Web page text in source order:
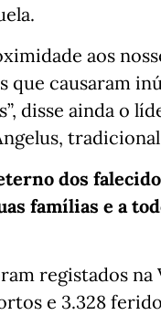
aos
que causaram
disse ainda o
dos
famílias e a
registados
e 3.328